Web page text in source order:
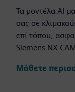
Τα μοντέλα AI
σας σε
επί τόπου,
Siemens NX
Μάθετε